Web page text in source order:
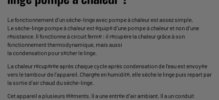
Le fonctionnement d'un sèche-linge avec pompe à chaleur est assez simple.
Lesèche-linge pompe à chaleur est équipé d’une pompe à chaleur et non d’une
résistance. Il fonctionne à circuit fermé : il récupère la chaleur grâce à son
fonctionnement thermodynamique, mais aussi
la condensation pour sécher le linge.
La chaleur récupérée après chaque cycle après condensation de l’eau est envoyée
vers le tambour de l’appareil. Chargée en humidité, elle sèche le linge puis repart par
la sortie d'air chaud du sèche-linge.
Cet appareil a plusieurs éléments. Il a une entrée d’air ambiant. Il a un conduit